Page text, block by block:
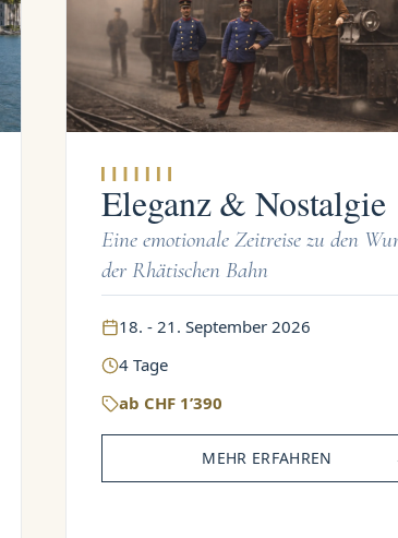
Eleganz & Nostalgie
Eine emotionale Zeitreise zu den
der Rhätischen Bahn
18. - 21. September 2026
4 Tage
ab CHF 1’390
MEHR ERFAHREN